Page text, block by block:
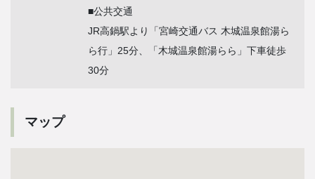
■公共交通
JR高鍋駅より「宮崎交通バス 木城温泉館湯ら
ら行」25分、「木城温泉館湯らら」下車徒歩
30分
マップ